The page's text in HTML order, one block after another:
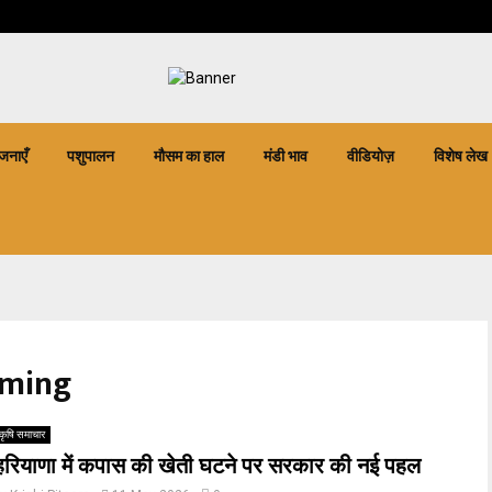
पशुपालन मौसम का हाल मंडी भाव वीडियोज़ विशेष लेख
कृषि समाचार
में कपास की खेती घटने पर सरकार की नई पहल